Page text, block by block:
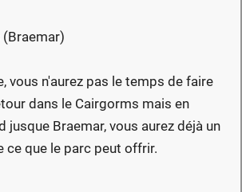
vous n'aurez pas le temps de faire
dans le Cairgorms mais en
jusque Braemar, vous aurez déjà un
ce que le parc peut offrir.